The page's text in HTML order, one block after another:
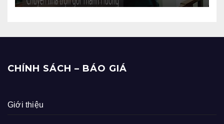
CHÍNH SÁCH – BÁO GIÁ
Giới thiệu